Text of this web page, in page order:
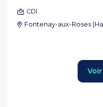
CDI
Fontenay-aux-Roses (